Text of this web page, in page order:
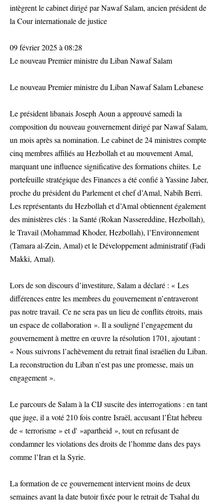
intègrent le cabinet dirigé par Nawaf Salam, ancien président de
la Cour internationale de justice
09 février 2025 à 08:28
Le nouveau Premier ministre du Liban Nawaf Salam
Le nouveau Premier ministre du Liban Nawaf Salam Lebanese
Le président libanais Joseph Aoun a approuvé samedi la
composition du nouveau gouvernement dirigé par Nawaf Salam,
un mois après sa nomination. Le cabinet de 24 ministres compte
cinq membres affiliés au Hezbollah et au mouvement Amal,
marquant une influence significative des formations chiites. Le
portefeuille stratégique des Finances a été confié à Yassine Jaber,
proche du président du Parlement et chef d’Amal, Nabih Berri.
Les représentants du Hezbollah et d’Amal obtiennent également
des ministères clés : la Santé (Rokan Nassereddine, Hezbollah),
le Travail (Mohammad Khoder, Hezbollah), l’Environnement
(Tamara al-Zein, Amal) et le Développement administratif (Fadi
Makki, Amal).
Lors de son discours d’investiture, Salam a déclaré : « Les
différences entre les membres du gouvernement n’entraveront
pas notre travail. Ce ne sera pas un lieu de conflits étroits, mais
un espace de collaboration ». Il a souligné l’engagement du
gouvernement à mettre en œuvre la résolution 1701, ajoutant :
« Nous suivrons l’achèvement du retrait final israélien du Liban.
La reconstruction du Liban n’est pas une promesse, mais un
engagement ».
Le parcours de Salam à la CIJ suscite des interrogations : en tant
que juge, il a voté 210 fois contre Israël, accusant l’État hébreu
de « terrorisme » et d' »apartheid », tout en refusant de
condamner les violations des droits de l’homme dans des pays
comme l’Iran et la Syrie.
La formation de ce gouvernement intervient moins de deux
semaines avant la date butoir fixée pour le retrait de Tsahal du